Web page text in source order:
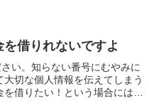
借りれないですよ
い。知らない番号にむやみに
切な個人情報を伝えてしまう
借りたい！という場合には給